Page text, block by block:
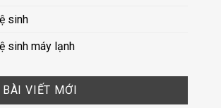
sinh
sinh máy lạnh
BÀI VIẾT MỚI